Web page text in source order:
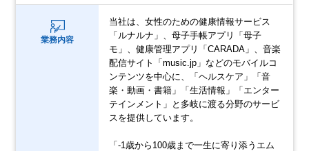
業務内容
当社は、女性のための健康情報サービス
「ルナルナ」、母子手帳アプリ「母子
モ」、健康管理アプリ「CARADA」、音楽
配信サイト「music.jp」などのモバイルコ
ンテンツを中心に、「ヘルスケア」「音
楽・動画・書籍」「生活情報」「エンター
テインメント」と多岐に渡る分野のサービ
スを提供しています。
「-1歳から100歳まで一生に寄り添うエム